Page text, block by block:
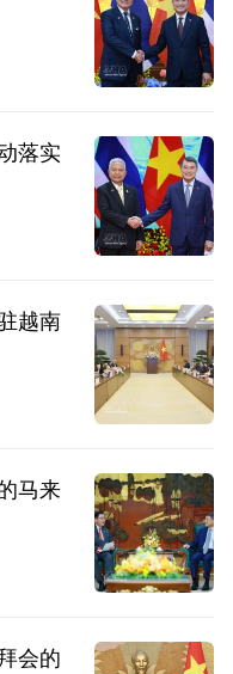
落实
越南
马来
会的